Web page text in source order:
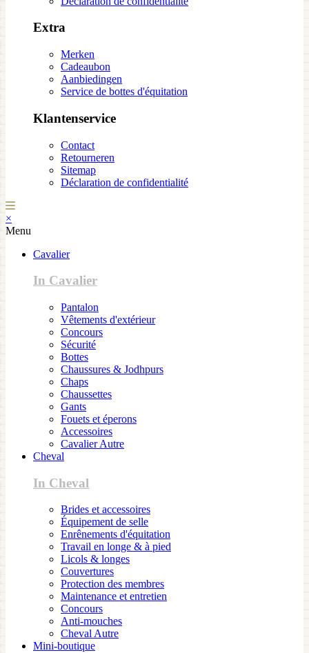
Extra
Merken
Cadeaubon
Aanbiedingen
Service de bottes d'équitation
Klantenservice
Contact
Retourneren
Sitemap
Déclaration de confidentialité
×
Menu
Cavalier
In Cavalier
Pantalon
Vêtements d'extérieur
Concours
Sécurité
Bottes
Chaussures & Jodhpurs
Chaps
Chaussettes
Gants
Fouets et éperons
Accessoires
Cavalier Autre
Cheval
In Cheval
Brides et accessoires
Équipement de selle
Enrênements d'équitation
Travail en longe & à pied
Licols & longes
Couvertures
Protection des membres
Maintenance et entretien
Concours
Anti-mouches
Cheval Autre
Mini-boutique